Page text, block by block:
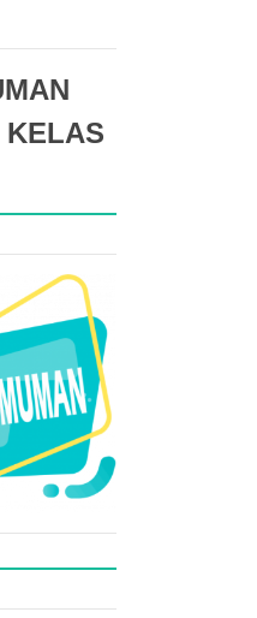
sia-sia - Abu Bakar R.A
KELAS